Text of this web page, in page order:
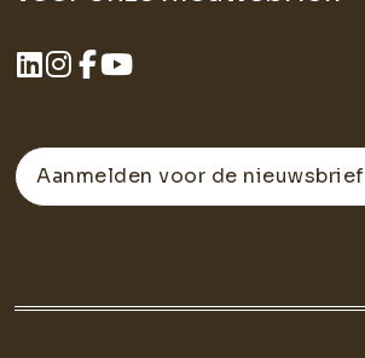
Aanmelden voor de nieuwsbrief